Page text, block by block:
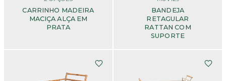
CARRINHO MADEIRA
MACIÇA ALÇA EM
PRATA
BANDEJA
RETAGULAR
RATTAN COM
SUPORTE